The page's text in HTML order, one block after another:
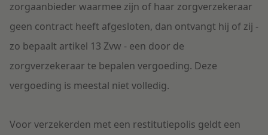
zorgaanbieder waarmee zijn of haar zorgverzekeraar
geen contract heeft afgesloten, dan ontvangt hij of zij -
zo bepaalt artikel 13 Zvw - een door de
zorgverzekeraar te bepalen vergoeding. Deze
vergoeding is meestal niet volledig.
Voor verzekerden met een restitutiepolis geldt een